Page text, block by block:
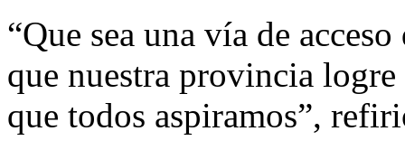
“Que sea una vía de
que nuestra provincia
que todos aspiramos”,